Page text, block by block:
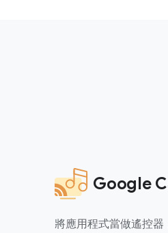
Google
將應用程式當做遙控